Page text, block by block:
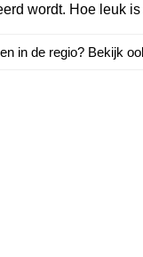
wordt. Hoe leuk is
in de regio? Bekijk